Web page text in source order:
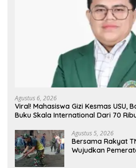
Agustus 6, 2026
Viral! Mahasiswa Gizi Kesmas USU,
Buku Skala International Dari 70
Agustus 5, 2026
Bersama Rakyat
Wujudkan